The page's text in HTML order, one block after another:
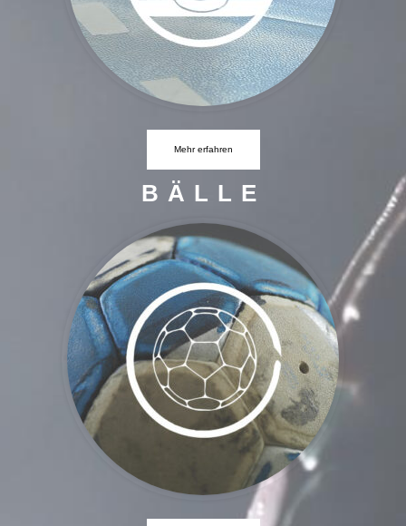
Mehr erfahren
BÄLLE